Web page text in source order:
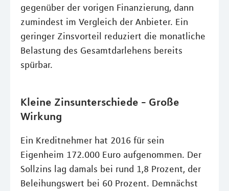
gegenüber der vorigen Finanzierung, dann
zumindest im Vergleich der Anbieter. Ein
geringer Zinsvorteil reduziert die monatliche
Belastung des Gesamtdarlehens bereits
spürbar.
Kleine Zinsunterschiede - Große
Wirkung
Ein Kreditnehmer hat 2016 für sein
Eigenheim 172.000 Euro aufgenommen. Der
Sollzins lag damals bei rund 1,8 Prozent, der
Beleihungswert bei 60 Prozent. Demnächst